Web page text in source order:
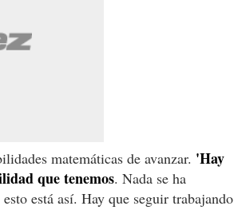
matemáticas de avanzar. 'Hay
que tenemos. Nada se ha
está así. Hay que seguir trabajando